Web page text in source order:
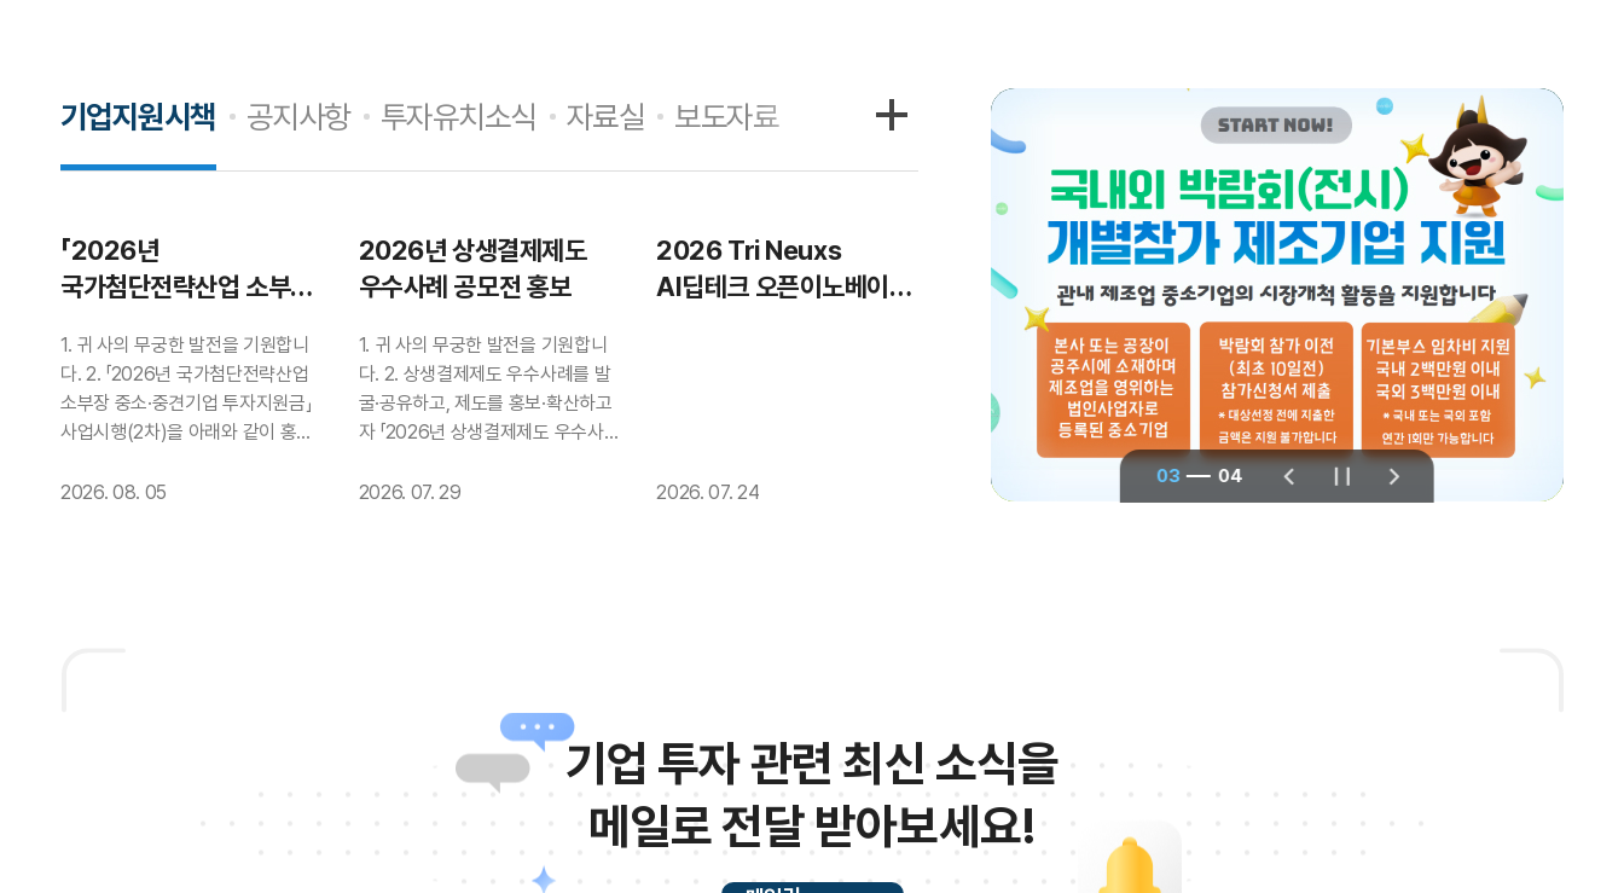
기업지원시책 공지사항 투자유치소식 자료실 보도자료
「2026년
국가첨단전략산업 소부장
투자지원금」 사업시행
(2차) 홍보
1. 귀 사의 무궁한 발전을 기원합니
다. 2. 「2026년 국가첨단전략산업
소부장 중소·중견기업 투자지원금」
사업시행(2차)을 아래와 같이 홍보
심과 참여 바랍니다. □ 사 업 명 : 2
2026. 08. 05
2026년 상생결제제도
우수사례 공모전 홍보
1. 귀 사의 무궁한 발전을 기원합니
다. 2. 상생결제제도 우수사례를 발
굴·공유하고, 제도를 홍보·확산하고
자 「2026년 상생결제제도 우수사례
내 중소기업의 많은 관심과 참여 바
의서 각 1부 ❍ 제출방법: 이메일제
출(artedu13@creative13.com)
❍ 접수기간: ~8.21.(금)까지 ❍ 문
의 처: 2026 상생결제제도 공모전
운영본부(artedu13@creative13.
com) 붙임 1. (공고문) 2026년 상
2026. 07. 29
2026 Tri Neuxs
AI딥테크 오픈이노베이션
2026. 07. 24
03 04
기업 투자 관련 최신 소식을
메일로 전달 받아보세요!